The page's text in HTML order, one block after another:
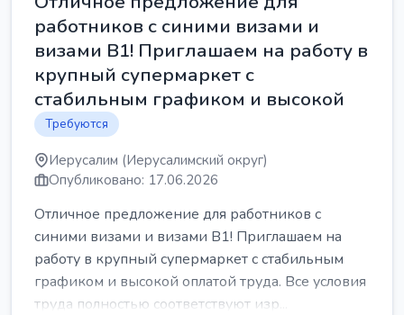
работников с синими визами и
визами B1! Приглашаем на работу в
крупный супермаркет с
стабильным графиком и высокой
Требуются
Иерусалим (Иерусалимский округ)
Опубликовано: 17.06.2026
Отличное предложение для работников с
синими визами и визами B1! Приглашаем на
работу в крупный супермаркет с стабильным
графиком и высокой оплатой труда. Все условия
труда полностью соответствуют изр...